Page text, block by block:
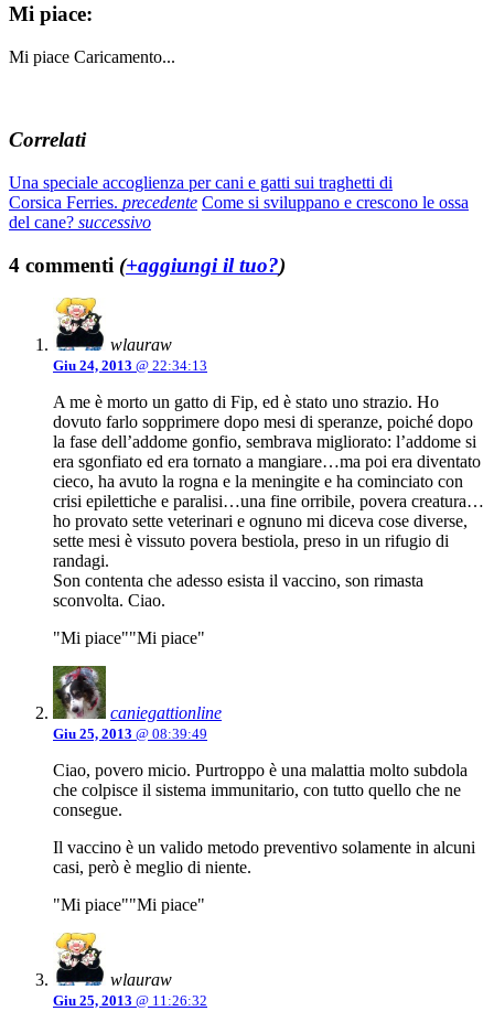
Mi piace:
Mi piace Caricamento...
Correlati
Una speciale accoglienza per cani e gatti sui traghetti di
Corsica Ferries. precedente Come si sviluppano e crescono le ossa
del cane? successivo
4 commenti (+aggiungi il tuo?)
wlauraw
Giu 24, 2013 @ 22:34:13
A me è morto un gatto di Fip, ed è stato uno strazio. Ho
dovuto farlo sopprimere dopo mesi di speranze, poiché dopo
la fase dell’addome gonfio, sembrava migliorato: l’addome si
era sgonfiato ed era tornato a mangiare…ma poi era diventato
cieco, ha avuto la rogna e la meningite e ha cominciato con
crisi epilettiche e paralisi…una fine orribile, povera creatura…
ho provato sette veterinari e ognuno mi diceva cose diverse,
sette mesi è vissuto povera bestiola, preso in un rifugio di
randagi.
Son contenta che adesso esista il vaccino, son rimasta
sconvolta. Ciao.
"Mi piace""Mi piace"
caniegattionline
Giu 25, 2013 @ 08:39:49
Ciao, povero micio. Purtroppo è una malattia molto subdola
che colpisce il sistema immunitario, con tutto quello che ne
consegue.
Il vaccino è un valido metodo preventivo solamente in alcuni
casi, però è meglio di niente.
"Mi piace""Mi piace"
wlauraw
Giu 25, 2013 @ 11:26:32